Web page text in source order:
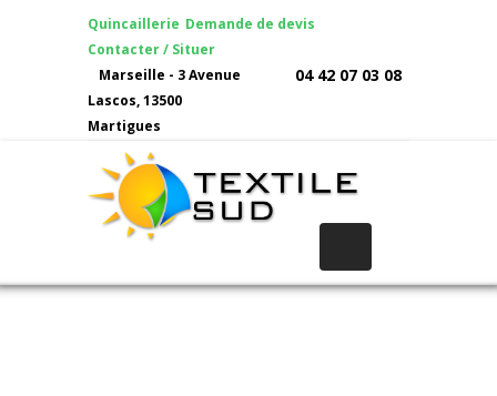
Quincaillerie Demande de devis
Contacter / Situer
Marseille - 3 Avenue
Lascos, 13500
Martigues
04 42 07 03 08